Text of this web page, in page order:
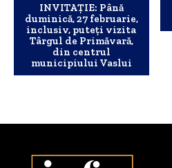
INVITAȚIE: Până
duminică, 27 februarie,
inclusiv, puteți vizita
Târgul de Primăvară,
din centrul
municipiului Vaslui